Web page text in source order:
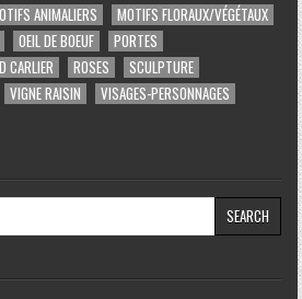
ANIMALIERS
MOTIFS FLORAUX/VÉGÉTAUX
OEIL DE BOEUF
PORTES
CARLIER ROSES
SCULPTURE
VIGNE RAISIN
VISAGES-PERSONNAGES